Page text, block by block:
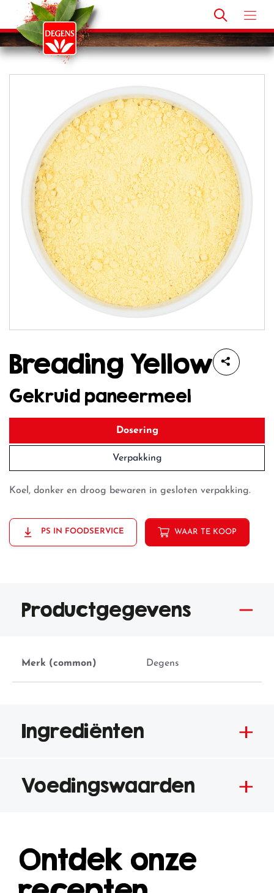
Breading Yellow
Gekruid paneermeel
Dosering
Verpakking
Koel, donker en droog bewaren in gesloten verpakking.
PS IN FOODSERVICE WAAR TE KOOP
Productgegevens
Merk (common) Degens
Ingrediënten
Voedingswaarden
Ontdek onze